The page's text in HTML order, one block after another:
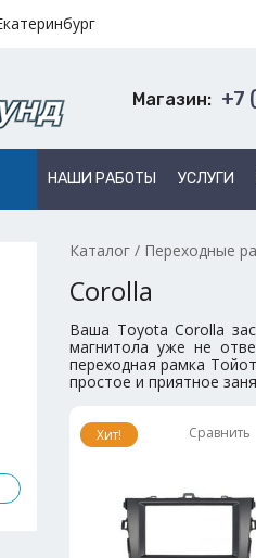
Магазин: +7
НАШИ РАБОТЫ УСЛУГИ
Каталог / Переходные
Corolla
Ваша Toyota Corolla
магнитола уже не
переходная рамка
простое и приятное
Хит! Сравнить